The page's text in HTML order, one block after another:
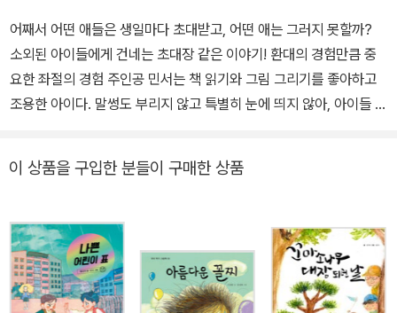
어째서 어떤 애들은 생일마다 초대받고, 어떤 애는 그러지 못할까?
소외된 아이들에게 건네는 초대장 같은 이야기! 환대의 경험만큼 중
요한 좌절의 경험 주인공 민서는 책 읽기와 그림 그리기를 좋아하고
조용한 아이다. 말썽도 부리지 않고 특별히 눈에 띄지 않아, 아이들 사
모와 어울리고 싶어 하지만 끼지 못한다. 그저 먼발치에서 곁눈질할
언제나 손들어 줬고, 성모가 준비물을 안 챙겨 왔을 때 빌려 주기도 했
다. 편 가르기 때도 민서는 언제나 성모 편이었다. 하지만 이번에도 민
서는 성모의 생일 파티에 초대받지 못했다. 초대받지 못한 아이의 마
음에는 서운함 이상의 것이 생긴다. 자신은 ‘초대받지 못한 존재’라는
이 상품을 구입한 분들이 구매한 상품